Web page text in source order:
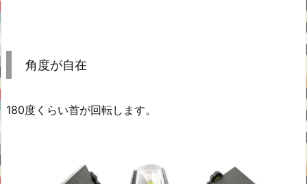
角度が自在
180度くらい首が回転します。